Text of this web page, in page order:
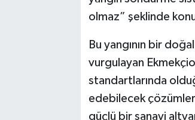
olmaz” şeklinde
Bu yangının bir
vurgulayan
standartlarında
edebilecek
güçlü bir sanayi